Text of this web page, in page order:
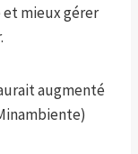
et mieux gérer
augmenté